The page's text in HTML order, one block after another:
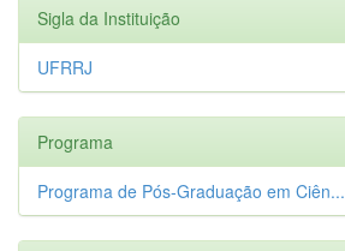
Sigla da Instituição
UFRRJ
Programa
Programa de Pós-Graduação em Ciên...